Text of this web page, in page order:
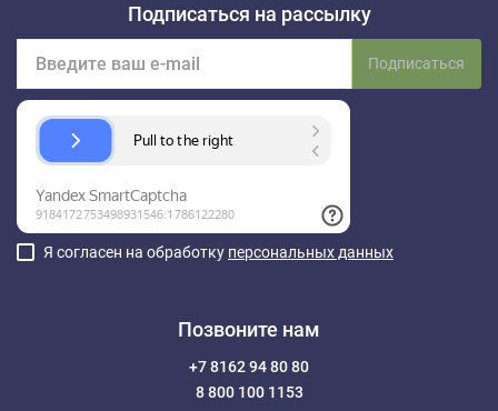
Подписаться на рассылку
Подписаться
Я согласен на обработку персональных данных
Позвоните нам
+7 8162 94 80 80
8 800 100 1153